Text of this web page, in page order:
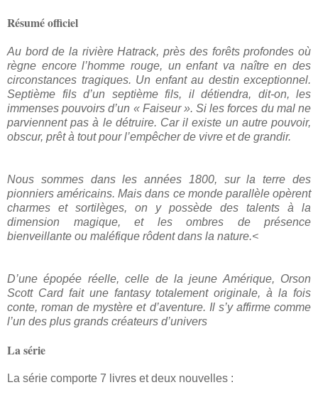
Résumé officiel
Au bord de la rivière Hatrack, près des forêts profondes où
règne encore l’homme rouge, un enfant va naître en des
circonstances tragiques. Un enfant au destin exceptionnel.
Septième fils d’un septième fils, il détiendra, dit-on, les
immenses pouvoirs d’un « Faiseur ». Si les forces du mal ne
parviennent pas à le détruire. Car il existe un autre pouvoir,
obscur, prêt à tout pour l’empêcher de vivre et de grandir.
Nous sommes dans les années 1800, sur la terre des
pionniers américains. Mais dans ce monde parallèle opèrent
charmes et sortilèges, on y possède des talents à la
dimension magique, et les ombres de présence
bienveillante ou maléfique rôdent dans la nature.<
D’une épopée réelle, celle de la jeune Amérique, Orson
Scott Card fait une fantasy totalement originale, à la fois
conte, roman de mystère et d’aventure. Il s’y affirme comme
l’un des plus grands créateurs d’univers
La série
La série comporte 7 livres et deux nouvelles :